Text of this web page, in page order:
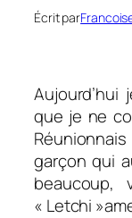
Écrit par
Aujourd’hui
que je ne
garçon qui
beaucoup,
« Letchi